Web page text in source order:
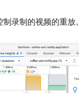
录制的视频的重放。